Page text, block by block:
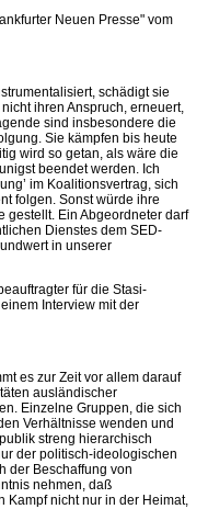
Neuen Presse" vom
schädigt sie
ihren Anspruch, erneuert,
sind insbesondere die
Sie kämpfen bis heute
wird so getan, als wäre die
beendet werden. Ich
im Koalitionsvertrag, sich
folgen. Sonst würde ihre
gestellt. Ein Abgeordneter darf
Dienstes dem SED-
in unserer
für die Stasi-
Interview mit der
es zur Zeit vor allem darauf
ausländischer
Einzelne Gruppen, die sich
Verhältnisse wenden und
streng hierarchisch
der politisch-ideologischen
der Beschaffung von
nehmen, daß
Kampf nicht nur in der Heimat,